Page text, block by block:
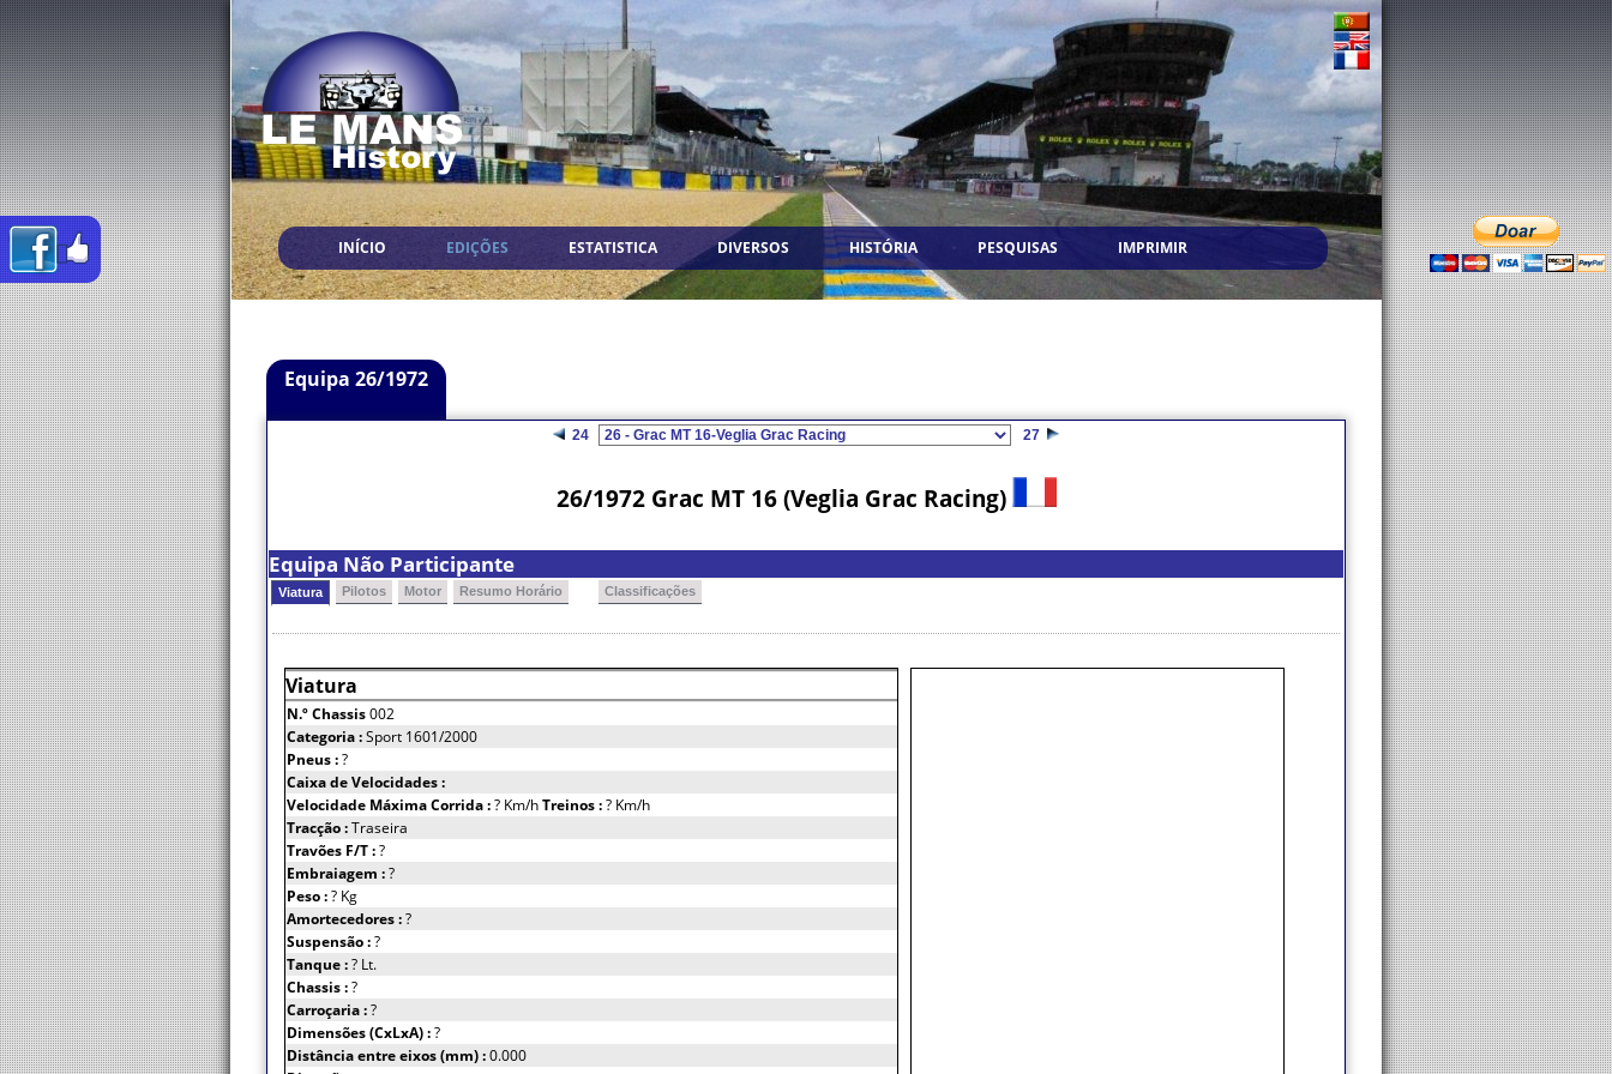
INÍCIO EDIÇÕES ESTATISTICA DIVERSOS HISTÓRIA PESQUISAS IMPRIMIR
Equipa 26/1972
24 27
26/1972 Grac MT 16 (Veglia Grac Racing)
Equipa Não Participante
Viatura Pilotos Motor Resumo Horário Classificações
Viatura
N.º Chassis002
Categoria :Sport 1601/2000
Pneus :?
Caixa de Velocidades :
Velocidade Máxima Corrida :? Km/hTreinos :? Km/h
Tracção :Traseira
Travões F/T :?
Embraiagem :?
Peso :? Kg
Amortecedores :?
Suspensão :?
Tanque :? Lt.
Chassis :?
Carroçaria :?
Dimensões (CxLxA) :?
Distância entre eixos (mm) :0.000